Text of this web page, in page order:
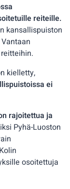
reiteille.
kansallispuiston
kielletty,
ei
rajoitettua ja
Pyhä-Luoston
osoitettuja